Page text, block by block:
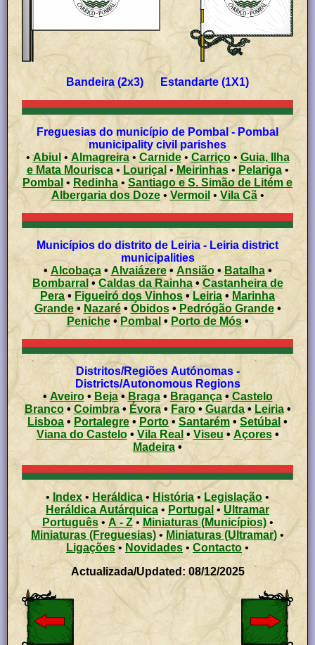
Bandeira (2x3) Estandarte (1X1)
Freguesias do município de Pombal - Pombal
municipality civil parishes
•Abiul •Almagreira• Carnide• Carriço • Guia, Ilha
e Mata Mourisca• Louriçal •Meirinhas• Pelariga •
Pombal • Redinha• Santiago e S. Simão de Litém e
Albergaria dos Doze•Vermoil • Vila Cã•
Municípios do distrito de Leiria - Leiria district
municipalities
• Alcobaça• Alvaiázere• Ansião•Batalha•
Bombarral • Caldas da Rainha• Castanheira de
Pera • Figueiró dos Vinhos • Leiria • Marinha
Grande• Nazaré• Óbidos• Pedrógão Grande•
Peniche• Pombal • Porto de Mós•
Distritos/Regiões Autónomas -
Districts/Autonomous Regions
• Aveiro• Beja• Braga• Bragança• Castelo
Branco•Coimbra• Évora• Faro• Guarda• Leiria•
Lisboa • Portalegre • Porto • Santarém • Setúbal•
Viana do Castelo• Vila Real •Viseu • Açores •
Madeira •
• Index •Heráldica • História • Legislação •
Heráldica Autárquica • Portugal • Ultramar
Português• A - Z• Miniaturas (Municípios)•
Miniaturas (Freguesias) • Miniaturas (Ultramar) •
Ligações • Novidades •Contacto •
Actualizada/Updated: 08/12/2025